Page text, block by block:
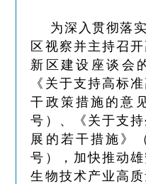
为深入贯彻落
区视察并主持召
新区建设座谈会
《关于支持高标
干政策措施的意
号）、《关于支
展的若干措施》
号），加快推动
生物技术产业高